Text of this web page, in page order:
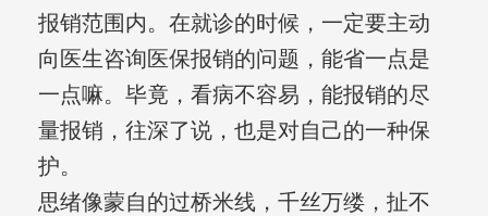
报销范围内。在就诊的时候，一定要主动
向医生咨询医保报销的问题，能省一点是
一点嘛。毕竟，看病不容易，能报销的尽
量报销，往深了说，也是对自己的一种保
护。
思绪像蒙自的过桥米线，千丝万缕，扯不